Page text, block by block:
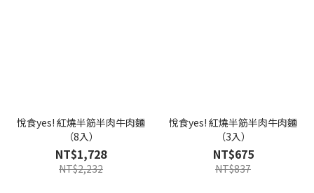
悅食yes! 紅燒半筋半肉牛肉麵
（8入）
NT$1,728
NT$2,232
悅食yes! 紅燒半筋半肉牛肉麵
（3入）
NT$675
NT$837